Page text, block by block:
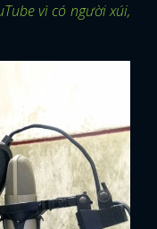
vì có người xúi,